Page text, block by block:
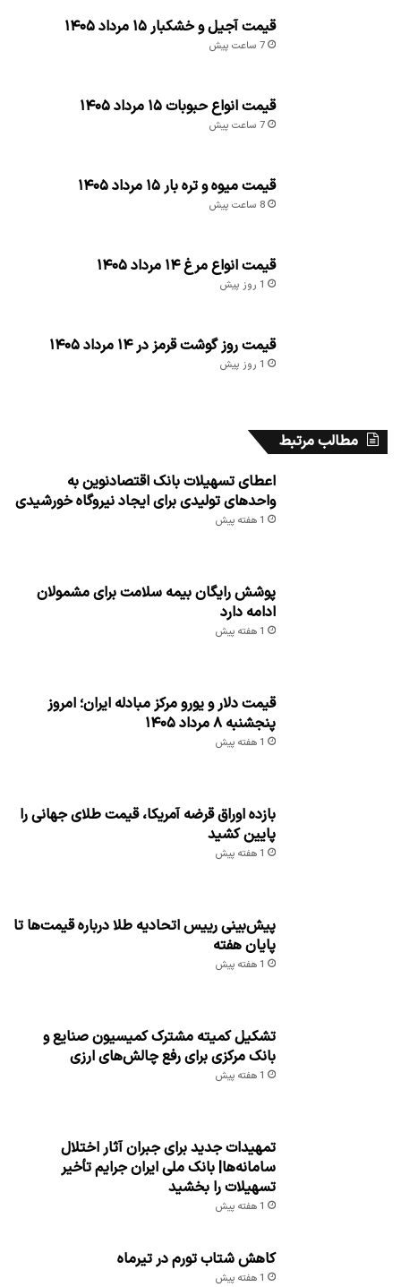
قیمت آجیل و خشکبار ۱۵ مرداد ۱۴۰۵
7 ساعت پیش
قیمت انواع حبوبات ۱۵ مرداد ۱۴۰۵
7 ساعت پیش
قیمت میوه و تره بار ۱۵ مرداد ۱۴۰۵
8 ساعت پیش
قیمت انواع مرغ ۱۴ مرداد ۱۴۰۵
1 روز پیش
قیمت روز گوشت قرمز در ۱۴ مرداد ۱۴۰۵
1 روز پیش
مطالب مرتبط
اعطای تسهیلات بانک اقتصادنوین به
واحدهای تولیدی برای ایجاد نیروگاه خورشیدی
1 هفته پیش
پوشش رایگان بیمه سلامت برای مشمولان
ادامه دارد
1 هفته پیش
قیمت دلار و یورو مرکز مبادله ایران؛ امروز
پنجشنبه ۸ مرداد ۱۴۰۵
1 هفته پیش
بازده اوراق قرضه آمریکا، قیمت طلای جهانی را
پایین کشید
1 هفته پیش
پیش‌بینی رییس اتحادیه طلا درباره قیمت‌ها تا
پایان هفته
1 هفته پیش
تشکیل کمیته مشترک کمیسیون صنایع و
بانک مرکزی برای رفع چالش‌های ارزی
1 هفته پیش
تمهیدات جدید برای جبران آثار اختلال
سامانه‌ها| بانک ملی ایران جرایم تأخیر
تسهیلات را بخشید
1 هفته پیش
کاهش شتاب تورم در تیرماه
1 هفته پیش